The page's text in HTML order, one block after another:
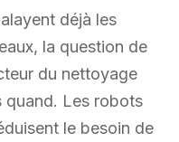
déjà les
la question de
du nettoyage
quand. Les robots
le besoin de